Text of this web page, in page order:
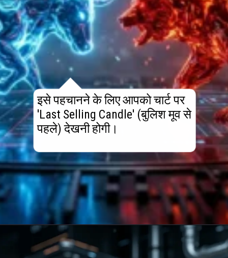
इसे पहचानने के लिए आपको चार्ट पर
'Last Selling Candle' (बुलिश मूव से
पहले) देखनी होगी।